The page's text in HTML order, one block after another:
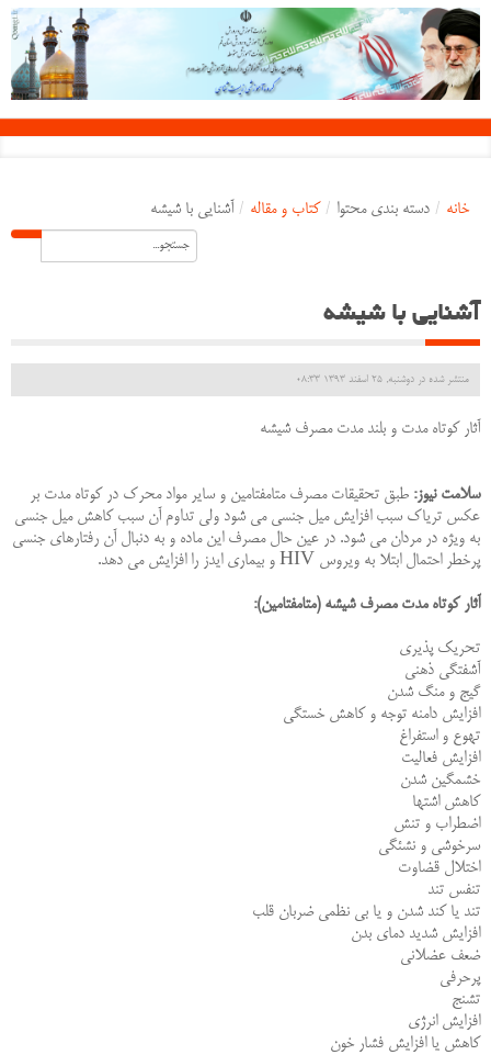
خانه / دسته بندی محتوا / کتاب و مقاله / آشنایی با شیشه
آشنایی با شیشه
منتشر شده در دوشنبه, 25 اسفند 1393 08:33
آثار كوتاه مدت و بلند مدت مصرف شیشه
سلامت نیوز: طبق تحقیقات مصرف متامفتامین و سایر مواد محرك در كوتاه مدت بر
عكس تریاك سبب افزایش میل جنسى مى شود ولى تداوم آن سبب كاهش میل جنسى
به ویژه در مردان مى شود. در عین حال مصرف این ماده و به دنبال آن رفتارهاى جنسى
پرخطر احتمال ابتلا به ویروس HIV و بیمارى ایدز را افزایش مى دهد.
آثار كوتاه مدت مصرف شیشه (متامفتامین):
تحریك پذیرى
آشفتگى ذهنى
گیج و منگ شدن
افزایش دامنه توجه و كاهش خستگى
تهوع و استفراغ
افزایش فعالیت
خشمگین شدن
كاهش اشتها
اضطراب و تنش
سرخوشى و نشئگى
اختلال قضاوت
تنفس تند
تند یا كند شدن و یا بى نظمى ضربان قلب
افزایش شدید دماى بدن
ضعف عضلانى
پرحرفى
تشنج
افزایش انرژى
كاهش یا افزایش فشار خون